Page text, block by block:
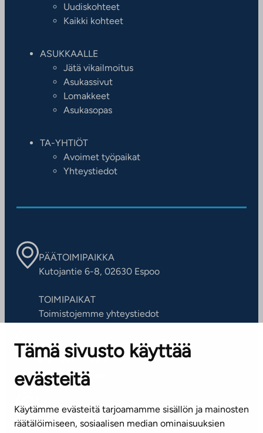
Tämä sivusto käyttää
evästeitä
Käytämme evästeitä tarjoamamme sisällön ja mainosten
räätälöimiseen, sosiaalisen median ominaisuuksien
Uudiskohteet
Kaikki kohteet
ASUKKAALLE
Jätä vikailmoitus
Asukassivut
Lomakkeet
Asukasopas
TA-YHTIÖT
Avoimet työpaikat
Yhteystiedot
PÄÄTOIMIPAIKKA
Kutojantie 6-8, 02630 Espoo
TOIMIPAIKAT
Toimistojemme yhteystiedot
ASIAKASPALVELUKESKUS
Puh. 045 7734 3777
(arkisin klo 8-16)
info@ta.fi